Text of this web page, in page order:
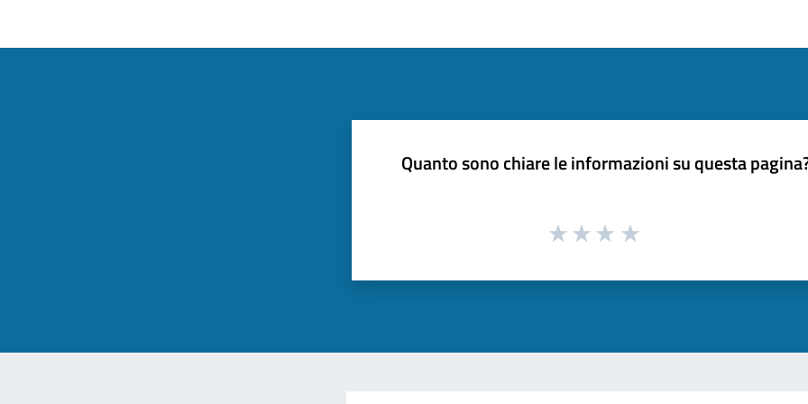
Quanto sono chiare le informazioni su questa